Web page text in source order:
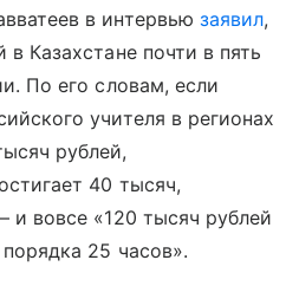
в интервью заявил,
в Казахстане почти в пять
По его словам, если
учителя в регионах
рублей,
40 тысяч,
и вовсе «120 тысяч рублей
25 часов».